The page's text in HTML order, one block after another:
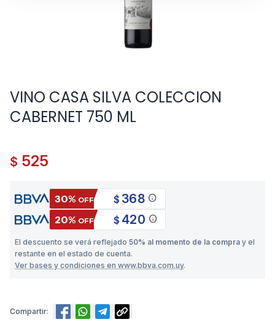
VINO CASA SILVA COLECCION
CABERNET 750 ML
$ 525
30% OFF $ 368 info
20% OFF $ 420 info
El descuento se verá reflejado 50% al momento de la compra y el
restante en el estado de cuenta.
Ver bases y condiciones en www.bbva.com.uy.
Compartir: